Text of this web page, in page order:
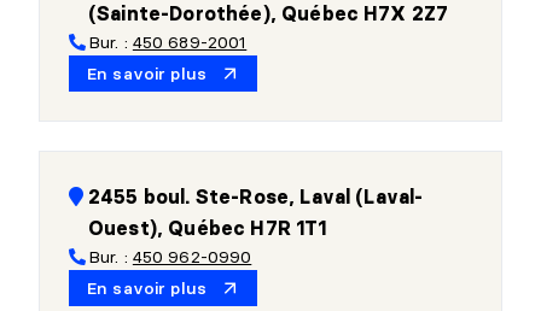
(Sainte-Dorothée), Québec H7X 2Z7
Bur. : 450 689-2001
En savoir plus
2455 boul. Ste-Rose, Laval (Laval-
Ouest), Québec H7R 1T1
Bur. : 450 962-0990
En savoir plus